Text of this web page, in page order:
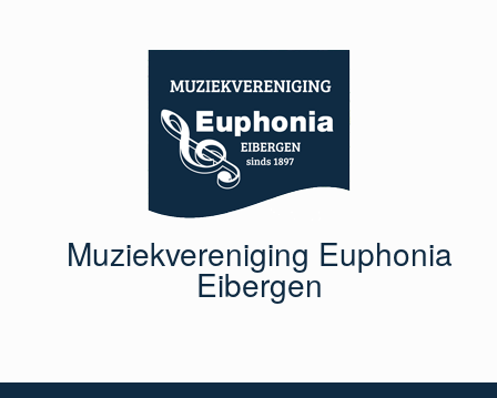
Muziekvereniging Euphonia
Eibergen